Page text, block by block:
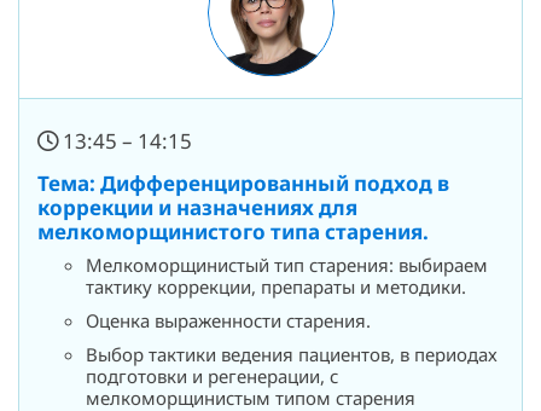
13:45 – 14:15
Тема: Дифференцированный подход в
коррекции и назначениях для
мелкоморщинистого типа старения.
Мелкоморщинистый тип старения: выбираем
тактику коррекции, препараты и методики.
Оценка выраженности старения.
Выбор тактики ведения пациентов, в периодах
подготовки и регенерации, с
мелкоморщинистым типом старения